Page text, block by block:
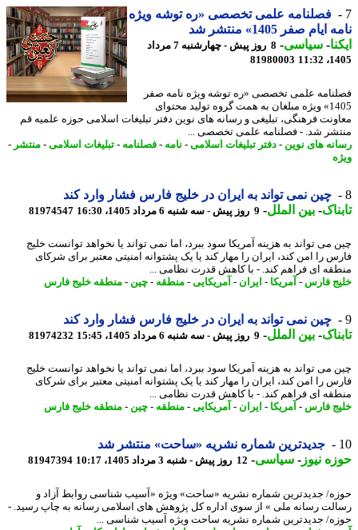
فصلنامه علمی تخصصی «ره توشه ویژه
صفر 1405» منتشر شد
-سیاسی-
8 روز پیش - چهارشنبه 7 مرداد
81980003
علمی تخصصی «ره توشه ویژه نامه صفر
1405» ویژه مبلغان به همت گروه تولید محتوای
فرهنگی، تبلیغی و رسانه های نوین دفتر تبلیغات اسلامی حوزه علمیه قم
شد. - فصلنامه علمی تخصصی ...
های نوین -دفتر تبلیغات اسلامی-نامه -فصلنامه-تبلیغات اسلامی-منتشر-
چین نمی تواند به ایران در خلیج فارس فشار وارد کند
-بین الملل-9 روز پیش - سه شنبه 6 مرداد 1405، 16:30 81974547
می تواند به هزینه آمریکا سود ببرد، اما نمی تواند یا نخواهد توانست خلیج
را امن کند، ایران را مهار کند یا یک پشتوانه امنیتی معتبر برای شرکای
ای فراهم کند. - با کاهش قدرت نظامی ...
فارس-آمریکا- ایران - آمریکایی-منطقه-چین -منطقه خلیج فارس
چین نمی تواند به ایران در خلیج فارس فشار وارد کند
-بین الملل-9 روز پیش - سه شنبه 6 مرداد 1405، 15:45 81974232
می تواند به هزینه آمریکا سود ببرد، اما نمی تواند یا نخواهد توانست خلیج
را امن کند، ایران را مهار کند یا یک پشتوانه امنیتی معتبر برای شرکای
ای فراهم کند. - با کاهش قدرت نظامی ...
فارس-آمریکا- ایران - آمریکایی-منطقه-چین -منطقه خلیج فارس
جدیدترین شماره نشریه «ساحت» منتشر شد
نیوز-سیاسی-12 روز پیش - شنبه 3 مرداد 1405، 10:17 81947394
جدیدترین شماره نشریه «ساحت» ویژه «آسیب شناسی روابط آزاد و
رسانه ملی » از سوی اداره کل پژوهش های اسلامی رسانه به چاپ رسید. -
جدیدترین شماره نشریه ساحت ویژه آسیب شناسی ...